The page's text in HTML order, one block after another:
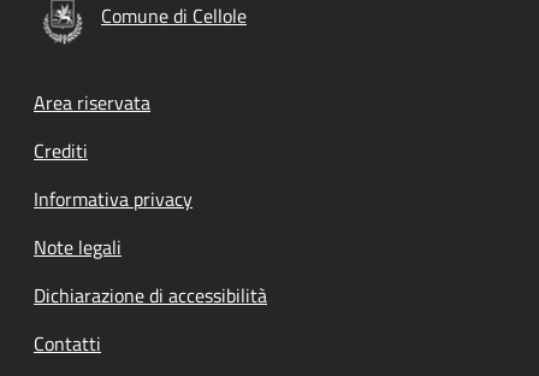
Comune di Cellole
Footer menu
Area riservata
Crediti
Informativa privacy
Note legali
Dichiarazione di accessibilità
Contatti